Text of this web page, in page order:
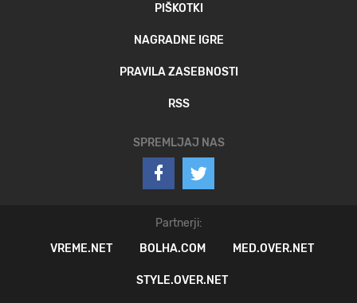
PIŠKOTKI
NAGRADNE IGRE
PRAVILA ZASEBNOSTI
RSS
SPREMLJAJ NAS
Partnerji:
VREME.NET
BOLHA.COM MED.OVER.NET
STYLE.OVER.NET